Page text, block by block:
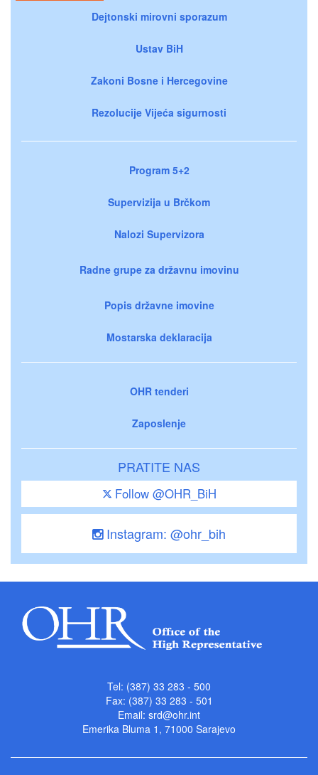
Dejtonski mirovni sporazum
Ustav BiH
Zakoni Bosne i Hercegovine
Rezolucije Vijeća sigurnosti
Program 5+2
Supervizija u Brčkom
Nalozi Supervizora
Radne grupe za državnu imovinu
Popis državne imovine
Mostarska deklaracija
OHR tenderi
Zaposlenje
PRATITE NAS
Follow @OHR_BiH
Instagram: @ohr_bih
Tel: (387) 33 283 - 500
Fax: (387) 33 283 - 501
Email: srd@ohr.int
Emerika Bluma 1, 71000 Sarajevo